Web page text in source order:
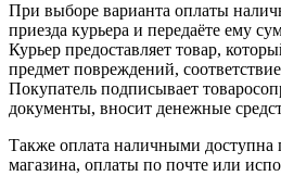
При выборе варианта оплаты
приезда курьера и передаёте ему
Курьер предоставляет товар,
предмет повреждений,
Покупатель подписывает
документы, вносит денежные
Также оплата наличными доступна
магазина, оплаты по почте или